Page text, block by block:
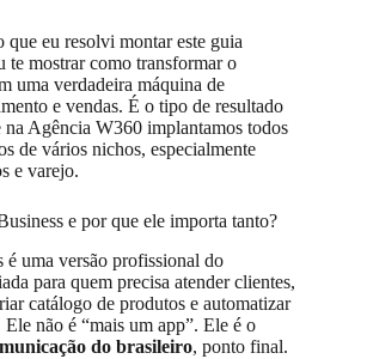
que eu resolvi montar este guia
mostrar como transformar o
uma verdadeira máquina de
e vendas. É o tipo de resultado
na Agência W360 implantamos todos
de vários nichos, especialmente
e varejo.
e por que ele importa tanto?
uma versão profissional do
para quem precisa atender clientes,
catálogo de produtos e automatizar
não é “mais um app”. Ele é o
do brasileiro, ponto final.